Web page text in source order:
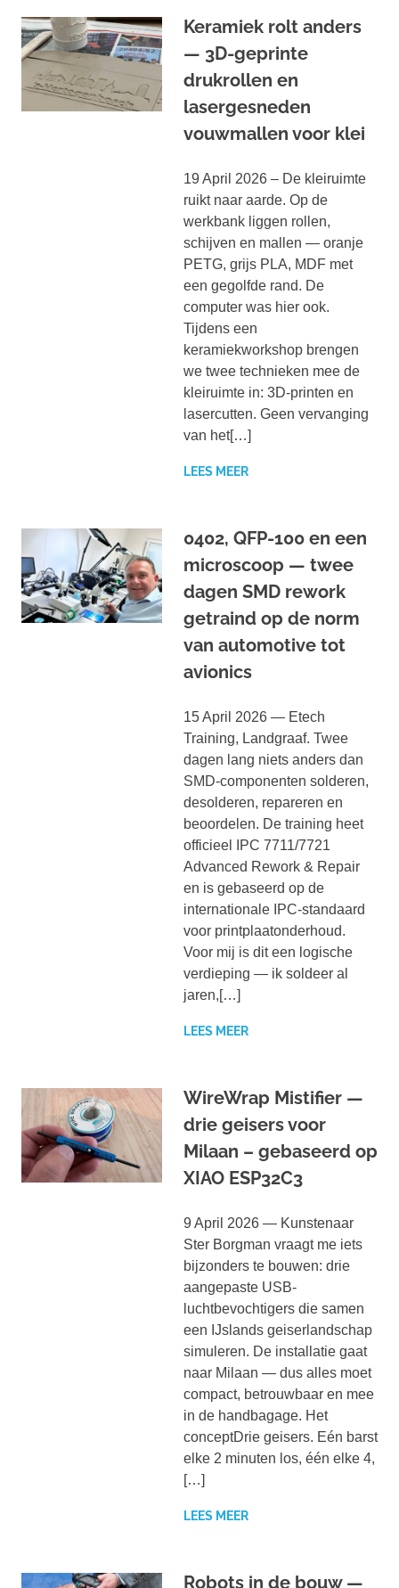
Keramiek rolt anders
— 3D-geprinte
drukrollen en
lasergesneden
vouwmallen voor klei
19 April 2026 – De kleiruimte
ruikt naar aarde. Op de
werkbank liggen rollen,
schijven en mallen — oranje
PETG, grijs PLA, MDF met
een gegolfde rand. De
computer was hier ook.
Tijdens een
keramiekworkshop brengen
we twee technieken mee de
kleiruimte in: 3D-printen en
lasercutten. Geen vervanging
van het[…]
LEES MEER
0402, QFP-100 en een
microscoop — twee
dagen SMD rework
getraind op de norm
van automotive tot
avionics
15 April 2026 — Etech
Training, Landgraaf. Twee
dagen lang niets anders dan
SMD-componenten solderen,
desolderen, repareren en
beoordelen. De training heet
officieel IPC 7711/7721
Advanced Rework & Repair
en is gebaseerd op de
internationale IPC-standaard
voor printplaatonderhoud.
Voor mij is dit een logische
verdieping — ik soldeer al
jaren,[…]
LEES MEER
WireWrap Mistifier —
drie geisers voor
Milaan – gebaseerd op
XIAO ESP32C3
9 April 2026 — Kunstenaar
Ster Borgman vraagt me iets
bijzonders te bouwen: drie
aangepaste USB-
luchtbevochtigers die samen
een IJslands geiserlandschap
simuleren. De installatie gaat
naar Milaan — dus alles moet
compact, betrouwbaar en mee
in de handbagage. Het
conceptDrie geisers. Eén barst
elke 2 minuten los, één elke 4,
[…]
LEES MEER
Robots in de bouw —